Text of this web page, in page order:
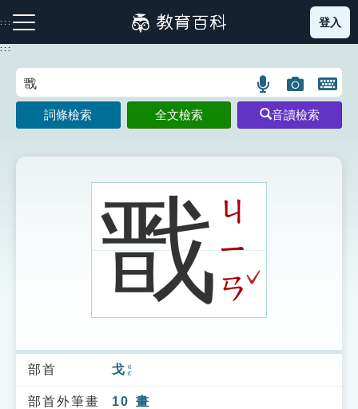
到
主
:::
注音索引圖示 筆畫索引圖示 部首索引表圖示
索引選單
知識索引
登入
:::
語
言
搜
示
圖
片
搜
開
鍵
圖
詞條檢索 全文檢索 音讀檢索
戬 ㄐ
ㄧ
ㄢ
ˇ
部首 戈 ㄍㄜ
部首外筆畫 10 畫